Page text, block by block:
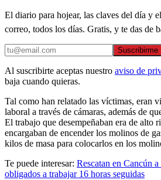
El diario para hojear, las claves del día y
correo, todos los días. Gratis, y te das de
Suscribirme
Al suscribirte aceptas nuestro aviso de
baja cuando quieras.
Tal como han relatado las víctimas, eran
laboral a través de cámaras, además de
El trabajo que desempeñaban era de alto
encargaban de encender los molinos de
kilos de masa para colocarlos en los
Te puede interesar: Rescatan en Cancún
obligados a trabajar 16 horas seguidas